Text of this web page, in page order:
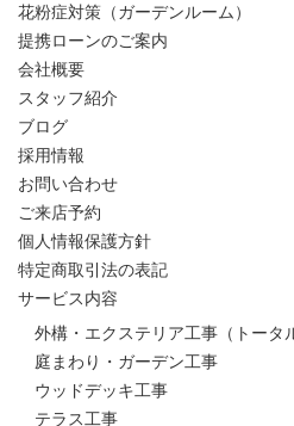
花粉症対策（ガーデンルーム）
提携ローンのご案内
会社概要
スタッフ紹介
ブログ
採用情報
お問い合わせ
ご来店予約
個人情報保護方針
特定商取引法の表記
サービス内容
外構・エクステリア工事（トータ
庭まわり・ガーデン工事
ウッドデッキ工事
テラス工事